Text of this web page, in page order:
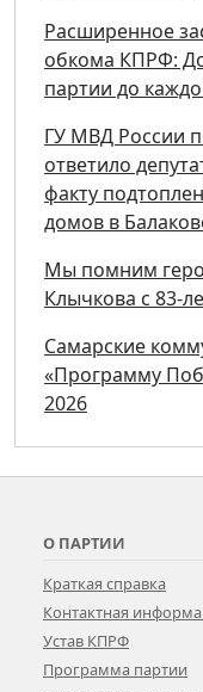
Расширенное
обкома КПРФ:
партии до
ГУ МВД России
ответило
факту
домов в
Мы помним
Клычкова с 83-
Самарские
«Программу
2026
О ПАРТИИ
Краткая справка
Контактная
Устав КПРФ
Программа партии